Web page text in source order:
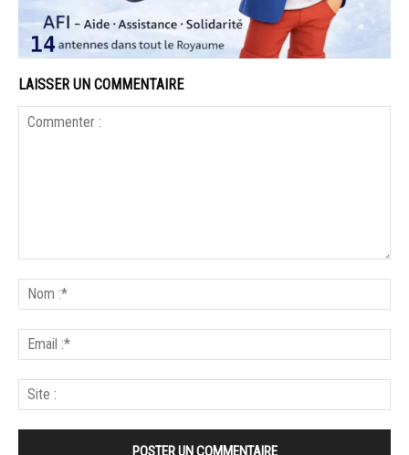
LAISSER UN COMMENTAIRE